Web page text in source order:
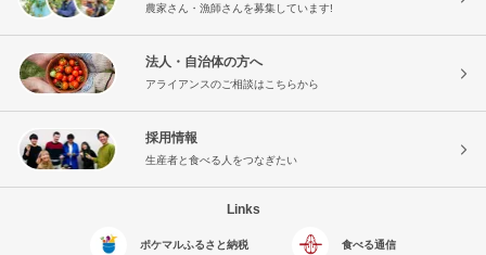
農家さん・漁師さんを募集しています!
法人・自治体の方へ
アライアンスのご相談はこちらから
採用情報
生産者と食べる人をつなぎたい
Links
ポケマルふるさと納税 食べる通信